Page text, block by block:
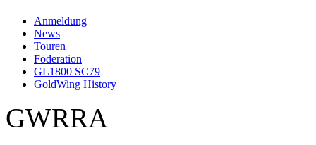
Anmeldung
News
Touren
Föderation
GL1800 SC79
GoldWing History
GWRRA